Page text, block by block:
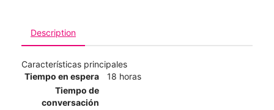
Description
Características principales
Tiempo en espera
18 horas
Tiempo de
conversación